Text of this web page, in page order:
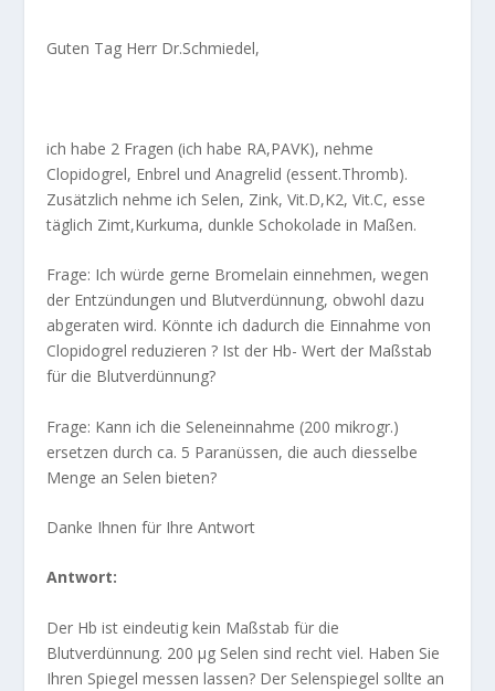
Guten Tag Herr Dr.Schmiedel,
ich habe 2 Fragen (ich habe RA,PAVK), nehme
Clopidogrel, Enbrel und Anagrelid (essent.Thromb).
Zusätzlich nehme ich Selen, Zink, Vit.D,K2, Vit.C, esse
täglich Zimt,Kurkuma, dunkle Schokolade in Maßen.
Frage: Ich würde gerne Bromelain einnehmen, wegen
der Entzündungen und Blutverdünnung, obwohl dazu
abgeraten wird. Könnte ich dadurch die Einnahme von
Clopidogrel reduzieren ? Ist der Hb- Wert der Maßstab
für die Blutverdünnung?
Frage: Kann ich die Seleneinnahme (200 mikrogr.)
ersetzen durch ca. 5 Paranüssen, die auch diesselbe
Menge an Selen bieten?
Danke Ihnen für Ihre Antwort
Antwort:
Der Hb ist eindeutig kein Maßstab für die
Blutverdünnung. 200 µg Selen sind recht viel. Haben Sie
Ihren Spiegel messen lassen? Der Selenspiegel sollte an